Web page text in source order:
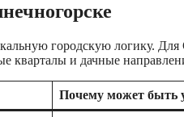
городскую логику.
кварталы и дачные
Почему может быть